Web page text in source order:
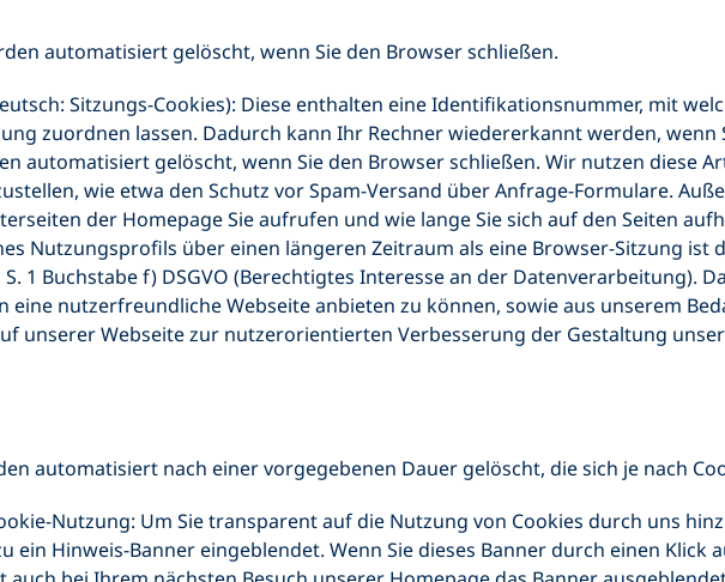
automatisiert gelöscht, wenn Sie den Browser schließen.
Sitzungs-Cookies): Diese enthalten eine Identifikationsnummer, mit
zuordnen lassen. Dadurch kann Ihr Rechner wiedererkannt werden,
automatisiert gelöscht, wenn Sie den Browser schließen. Wir nutzen diese
wie etwa den Schutz vor Spam-Versand über Anfrage-Formulare.
der Homepage Sie aufrufen und wie lange Sie sich auf den Seiten
Nutzungsprofils über einen längeren Zeitraum als eine Browser-Sitzung ist
1 Buchstabe f) DSGVO (Berechtigtes Interesse an der Datenverarbeitung).
eine nutzerfreundliche Webseite anbieten zu können, sowie aus unserem
unserer Webseite zur nutzerorientierten Verbesserung der Gestaltung
automatisiert nach einer vorgegebenen Dauer gelöscht, die sich je nach
Nutzung: Um Sie transparent auf die Nutzung von Cookies durch uns
ein Hinweis-Banner eingeblendet. Wenn Sie dieses Banner durch einen Klick